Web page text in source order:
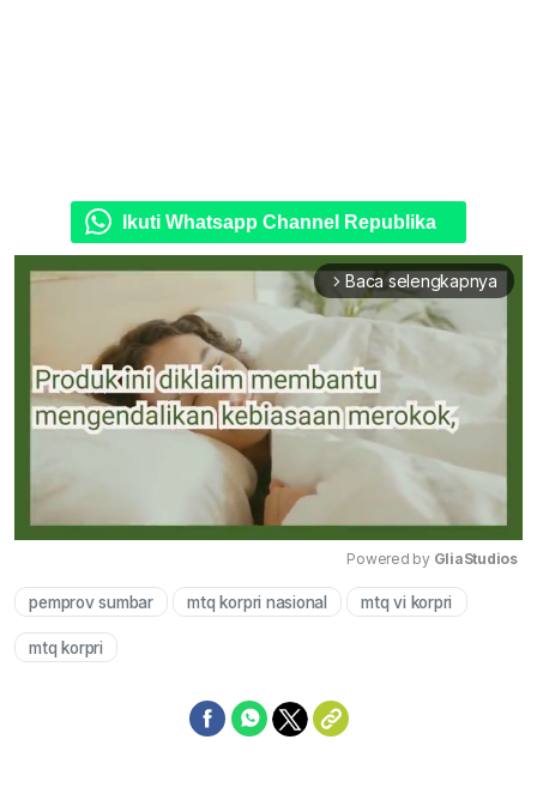
Ikuti Whatsapp Channel Republika
arrow_forward_ios Baca selengkapnya
Mute
Powered by GliaStudios
pemprov sumbar mtq korpri nasional mtq vi korpri
mtq korpri